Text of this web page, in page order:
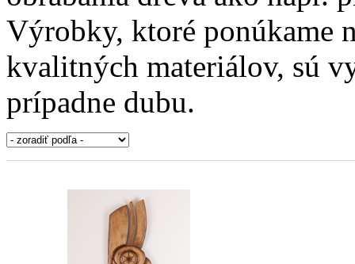
Výrobky, ktoré ponúkame
kvalitných materiálov, sú
prípadne dubu.